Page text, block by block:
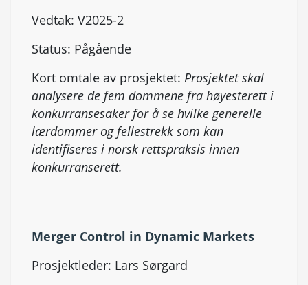
Vedtak: V2025-2
Status: Pågående
Kort omtale av prosjektet: Prosjektet skal
analysere de fem dommene fra høyesterett i
konkurransesaker for å se hvilke generelle
lærdommer og fellestrekk som kan
identifiseres i norsk rettspraksis innen
konkurranserett.
Merger Control in Dynamic Markets
Prosjektleder: Lars Sørgard